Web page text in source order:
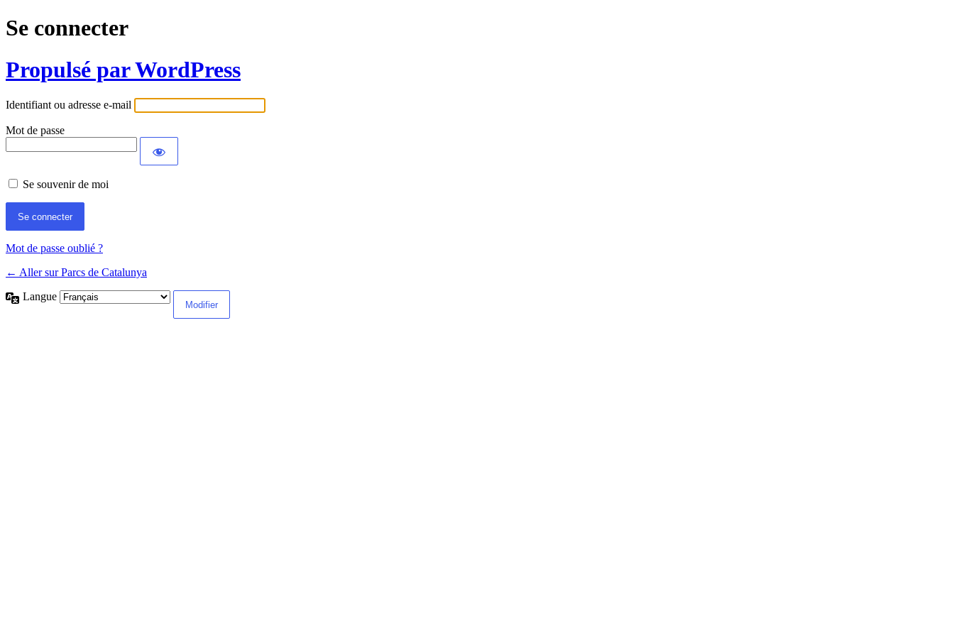
Se connecter
Propulsé par WordPress
Identifiant ou adresse e-mail
Mot de passe
Se souvenir de moi
Mot de passe oublié ?
← Aller sur Parcs de Catalunya
Langue